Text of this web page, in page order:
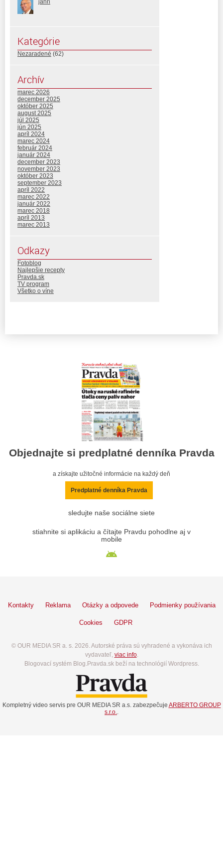
Kategórie
Nezaradené (62)
Archív
marec 2026
december 2025
október 2025
august 2025
júl 2025
jún 2025
apríl 2024
marec 2024
február 2024
január 2024
december 2023
november 2023
október 2023
september 2023
apríl 2022
marec 2022
január 2022
marec 2018
apríl 2013
marec 2013
Odkazy
Fotoblog
Najlepšie recepty
Pravda.sk
TV program
Všetko o víne
Objednajte si predplatné denníka Pravda
a získajte užitočné informácie na každý deň
Predplatné denníka Pravda
sledujte naše sociálne siete
stiahnite si aplikáciu a čítajte Pravdu pohodlne aj v
mobile
Kontakty Reklama Otázky a odpovede Podmienky používania
Cookies GDPR
© OUR MEDIA SR a. s. 2026. Autorské práva sú vyhradené a vykonáva ich
vydavateľ, viac info.
Blogovací systém Blog.Pravda.sk beží na technológií Wordpress.
Kompletný video servis pre OUR MEDIA SR a.s. zabezpečuje ARBERTO GROUP
s.r.o..